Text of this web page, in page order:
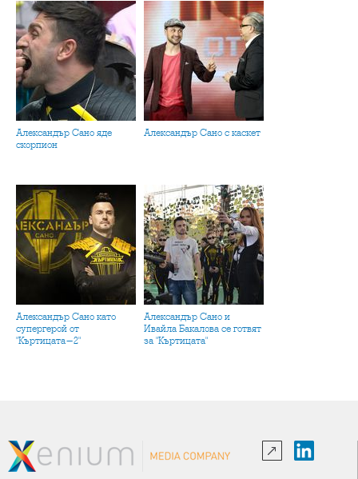
Александър Сано яде
скорпион
Александър Сано с каскет
Александър Сано като
супергерой от
"Къртицата-2"
Александър Сано и
Ивайла Бакалова се готвят
за "Къртицата"